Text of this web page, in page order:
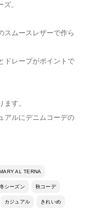
。
スムースレザーで作ら
ドレープがポイントで
す。
アルにデニムコーデの
MARY AL TERNA
シーズン 秋コーデ
カジュアル きれいめ